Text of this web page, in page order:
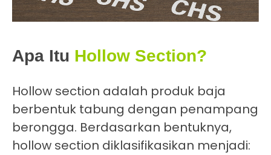
Apa Itu Hollow Section?
Hollow section adalah produk baja
berbentuk tabung dengan penampang
berongga. Berdasarkan bentuknya,
hollow section diklasifikasikan menjadi: